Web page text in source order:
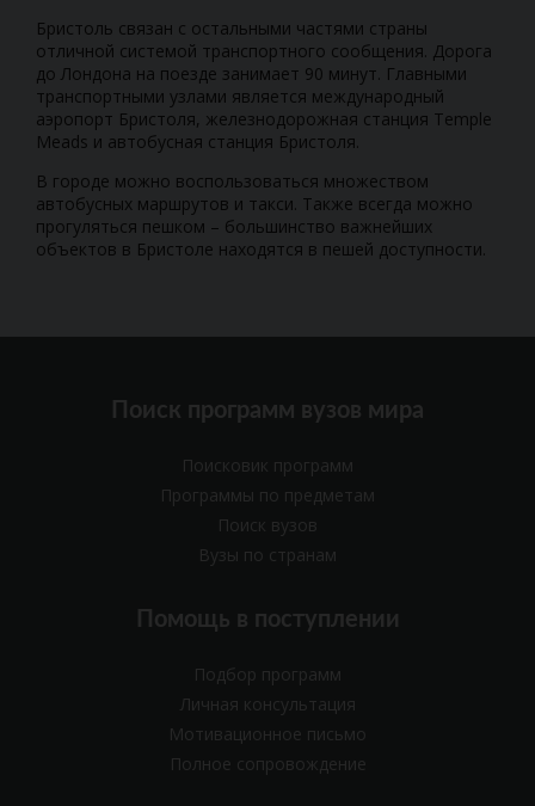
Бристоль связан с остальными частями страны
отличной системой транспортного сообщения. Дорога
до Лондона на поезде занимает 90 минут. Главными
транспортными узлами является международный
аэропорт Бристоля, железнодорожная станция Temple
Meads и автобусная станция Бристоля.
В городе можно воспользоваться множеством
автобусных маршрутов и такси. Также всегда можно
прогуляться пешком – большинство важнейших
объектов в Бристоле находятся в пешей доступности.
Поиск программ вузов мира
Поисковик программ
Программы по предметам
Поиск вузов
Вузы по странам
Помощь в поступлении
Подбор программ
Личная консультация
Мотивационное письмо
Полное сопровождение